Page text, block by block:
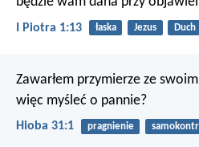
I Piotra 1:13 łaska Jezus Duch
Zawarłem przymierze ze
więc myśleć o pannie?
Hioba 31:1 pragnienie